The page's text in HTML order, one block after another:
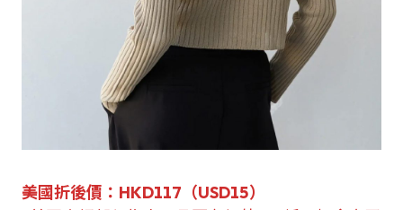
美國折後價： HKD117（USD15）